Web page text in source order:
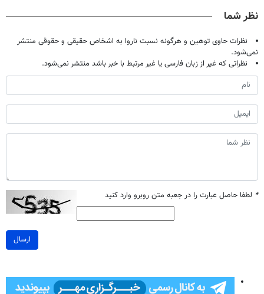
نظر شما
نظرات حاوی توهین و هرگونه نسبت ناروا به اشخاص حقیقی و حقوقی منتشر
نمی‌شود.
نظراتی که غیر از زبان فارسی یا غیر مرتبط با خبر باشد منتشر نمی‌شود.
* لطفا حاصل عبارت را در جعبه متن روبرو وارد کنید
ارسال